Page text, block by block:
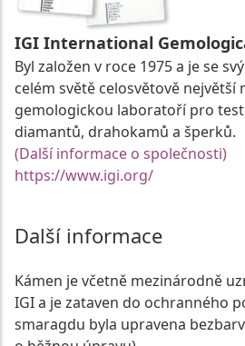
IGI International
Byl založen v roce 1975 a je se
celém světě celosvětově největší
gemologickou laboratoří pro
diamantů, drahokamů a šperků.
(Další informace o společnosti)
https://www.igi.org/
Další informace
Kámen je včetně mezinárodně
IGI a je zataven do ochranného
smaragdu byla upravena